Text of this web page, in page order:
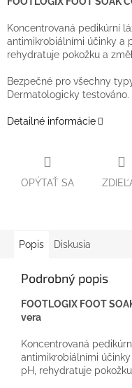
Koncentrovaná pedikúrní
antimikrobiálními účinky a
rehydratuje pokožku a
Bezpečné pro všechny
Dermatologicky testováno.
Detailné informácie
OPÝTAŤ SA
Popis Diskusia
Podrobný popis
FOOTLOGIX FOOT
vera
Koncentrovaná
antimikrobiálními
pH, rehydratuje